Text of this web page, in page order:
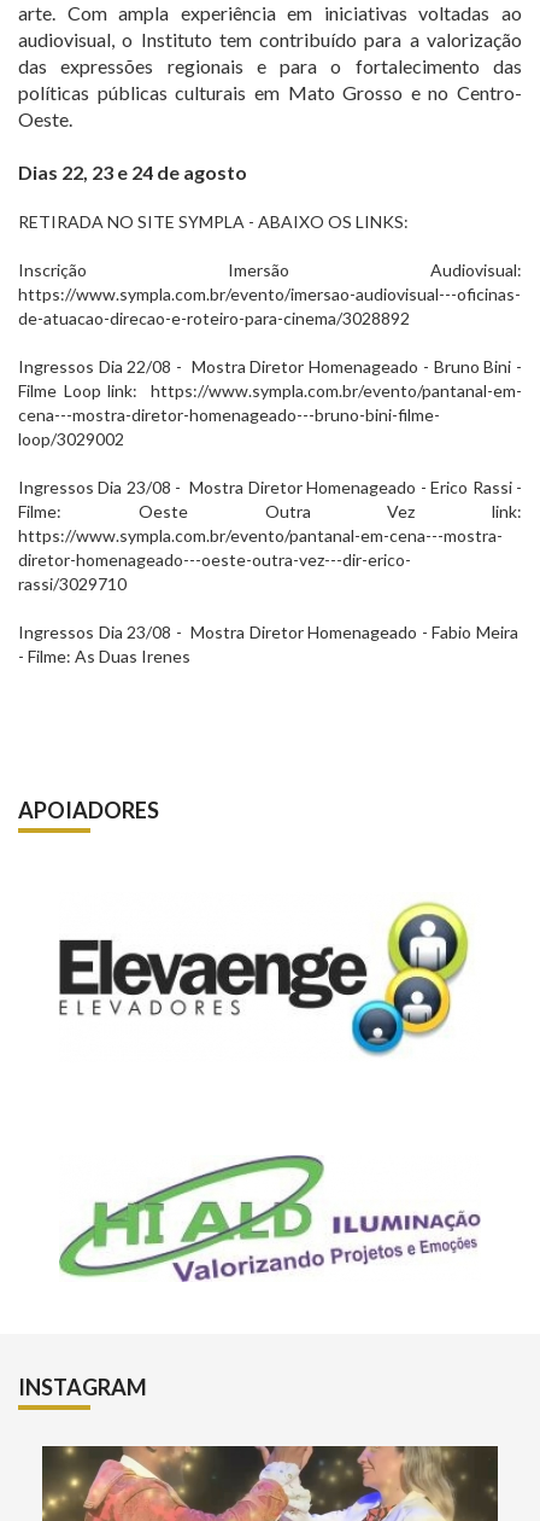
arte. Com ampla experiência em iniciativas voltadas ao
audiovisual, o Instituto tem contribuído para a valorização
das expressões regionais e para o fortalecimento das
políticas públicas culturais em Mato Grosso e no Centro-
Oeste.
Dias 22, 23 e 24 de agosto
RETIRADA NO SITE SYMPLA - ABAIXO OS LINKS:
Inscrição Imersão Audiovisual:
https://www.sympla.com.br/evento/imersao-audiovisual---oficinas-
de-atuacao-direcao-e-roteiro-para-cinema/3028892
Ingressos Dia 22/08 - Mostra Diretor Homenageado - Bruno Bini -
Filme Loop link: https://www.sympla.com.br/evento/pantanal-em-
cena---mostra-diretor-homenageado---bruno-bini-filme-
loop/3029002
Ingressos Dia 23/08 - Mostra Diretor Homenageado - Erico Rassi -
Filme: Oeste Outra Vez link:
https://www.sympla.com.br/evento/pantanal-em-cena---mostra-
diretor-homenageado---oeste-outra-vez---dir-erico-
rassi/3029710
Ingressos Dia 23/08 - Mostra Diretor Homenageado - Fabio Meira
- Filme: As Duas Irenes
APOIADORES
INSTAGRAM